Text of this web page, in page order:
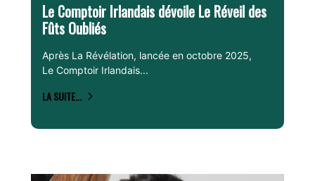
Le Comptoir Irlandais dévoile Le Réveil des
Fûts Oubliés
Après La Révélation, lancée en octobre 2025,
Le Comptoir Irlandais...
LA SUITE...